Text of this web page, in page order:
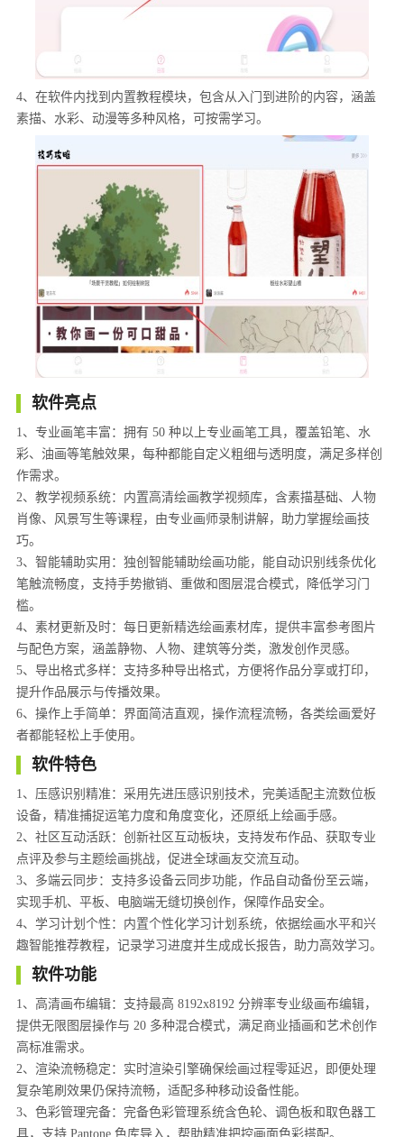
4、在软件内找到内置教程模块，包含从入门到进阶的内容，涵盖
素描、水彩、动漫等多种风格，可按需学习。
软件亮点
1、专业画笔丰富：拥有 50 种以上专业画笔工具，覆盖铅笔、水
彩、油画等笔触效果，每种都能自定义粗细与透明度，满足多样创
作需求。
2、教学视频系统：内置高清绘画教学视频库，含素描基础、人物
肖像、风景写生等课程，由专业画师录制讲解，助力掌握绘画技
巧。
3、智能辅助实用：独创智能辅助绘画功能，能自动识别线条优化
笔触流畅度，支持手势撤销、重做和图层混合模式，降低学习门
槛。
4、素材更新及时：每日更新精选绘画素材库，提供丰富参考图片
与配色方案，涵盖静物、人物、建筑等分类，激发创作灵感。
5、导出格式多样：支持多种导出格式，方便将作品分享或打印，
提升作品展示与传播效果。
6、操作上手简单：界面简洁直观，操作流程流畅，各类绘画爱好
者都能轻松上手使用。
软件特色
1、压感识别精准：采用先进压感识别技术，完美适配主流数位板
设备，精准捕捉运笔力度和角度变化，还原纸上绘画手感。
2、社区互动活跃：创新社区互动板块，支持发布作品、获取专业
点评及参与主题绘画挑战，促进全球画友交流互动。
3、多端云同步：支持多设备云同步功能，作品自动备份至云端，
实现手机、平板、电脑端无缝切换创作，保障作品安全。
4、学习计划个性：内置个性化学习计划系统，依据绘画水平和兴
趣智能推荐教程，记录学习进度并生成成长报告，助力高效学习。
软件功能
1、高清画布编辑：支持最高 8192x8192 分辨率专业级画布编辑，
提供无限图层操作与 20 多种混合模式，满足商业插画和艺术创作
高标准需求。
2、渲染流畅稳定：实时渲染引擎确保绘画过程零延迟，即便处理
复杂笔刷效果仍保持流畅，适配多种移动设备性能。
3、色彩管理完备：完备色彩管理系统含色轮、调色板和取色器工
具，支持 Pantone 色库导入，帮助精准把控画面色彩搭配。